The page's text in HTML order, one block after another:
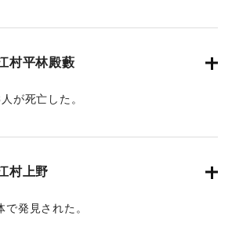
村平林殿藪
が死亡した。
村上野
発見された。